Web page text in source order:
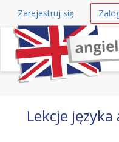
Zarejestruj się
Lekcje